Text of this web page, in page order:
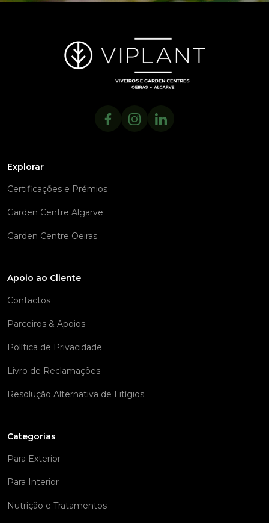
Explorar
Certificações e Prémios
Garden Centre Algarve
Garden Centre Oeiras
Apoio ao Cliente
Contactos
Parceiros & Apoios
Política de Privacidade
Livro de Reclamações
Resolução Alternativa de Litígios
Categorias
Para Exterior
Para Interior
Nutrição e Tratamentos